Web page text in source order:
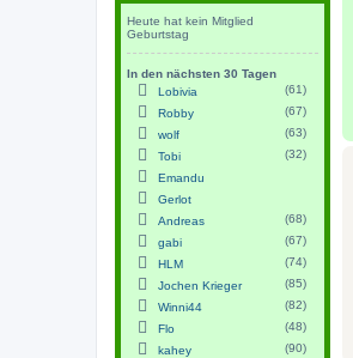
Heute hat kein Mitglied
Geburtstag
In den nächsten 30 Tagen
Lobivia
(61)
Robby
(67)
wolf
(63)
Tobi
(32)
Emandu
Gerlot
Andreas
(68)
gabi
(67)
HLM
(74)
Jochen Krieger
(85)
Winni44
(82)
Flo
(48)
kahey
(90)